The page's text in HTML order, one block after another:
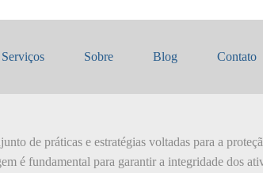
Serviços Sobre Blog Contato
patrimônio
de práticas e estratégias voltadas para a
é fundamental para garantir a integridade dos